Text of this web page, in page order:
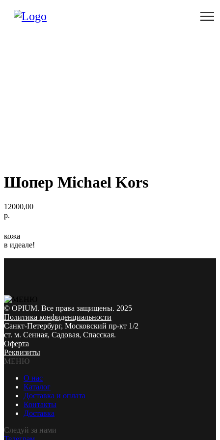
Шопер Michael Kors
12000,00
р.
кожа
в идеале!
© OPIUM. Все права защищены. 2025
Политика конфиденциальности
Санкт-Петербург, Московский пр-кт 1/2
ст. м. Сенная, Садовая, Спасская.
Оферта
Реквизиты
МЕНЮ
О нас
Каталог
Доставка и оплата
Контакты
Доставка
Следуй за нами